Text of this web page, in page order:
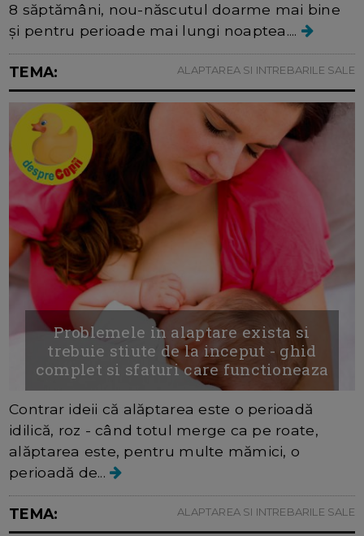
8 săptămâni, nou-născutul doarme mai bine
și pentru perioade mai lungi noaptea....
TEMA: ALAPTAREA SI INTREBARILE SALE
Problemele in alaptare exista si
trebuie stiute de la inceput - ghid
complet si sfaturi care functioneaza
Contrar ideii că alăptarea este o perioadă
idilică, roz - când totul merge ca pe roate,
alăptarea este, pentru multe mămici, o
perioadă de...
TEMA: ALAPTAREA SI INTREBARILE SALE